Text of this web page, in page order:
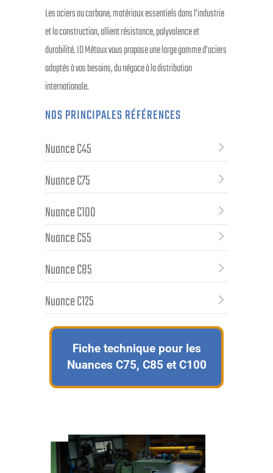
Les aciers au carbone, matériaux essentiels dans l’industrie
et la construction, allient résistance, polyvalence et
durabilité. ID Métaux vous propose une large gamme d’aciers
adaptés à vos besoins, du négoce à la distribution
internationale.
NOS PRINCIPALES RÉFÉRENCES
Nuance C45
Nuance C75
Nuance C100
Nuance C55
Nuance C85
Nuance C125
Fiche technique pour les
Nuances C75, C85 et C100